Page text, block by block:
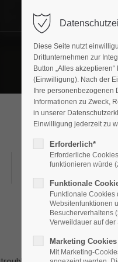
2018-12-10,
Diese Seite nutzt
Drittunternehmen zur
Button „Alles
(Einwilligung). Nach der
Ihre personenbezogenen
Informationen zu Zweck,
in unserer
Einwilligung jederzeit zu
Erforderlich*
Erforderliche
funktionieren würde
Funktionale
Funktionale
Websitenfunktionen
Besucherverhaltens
Verweildauer auf
Marketing Cookies
Mit Marketing-